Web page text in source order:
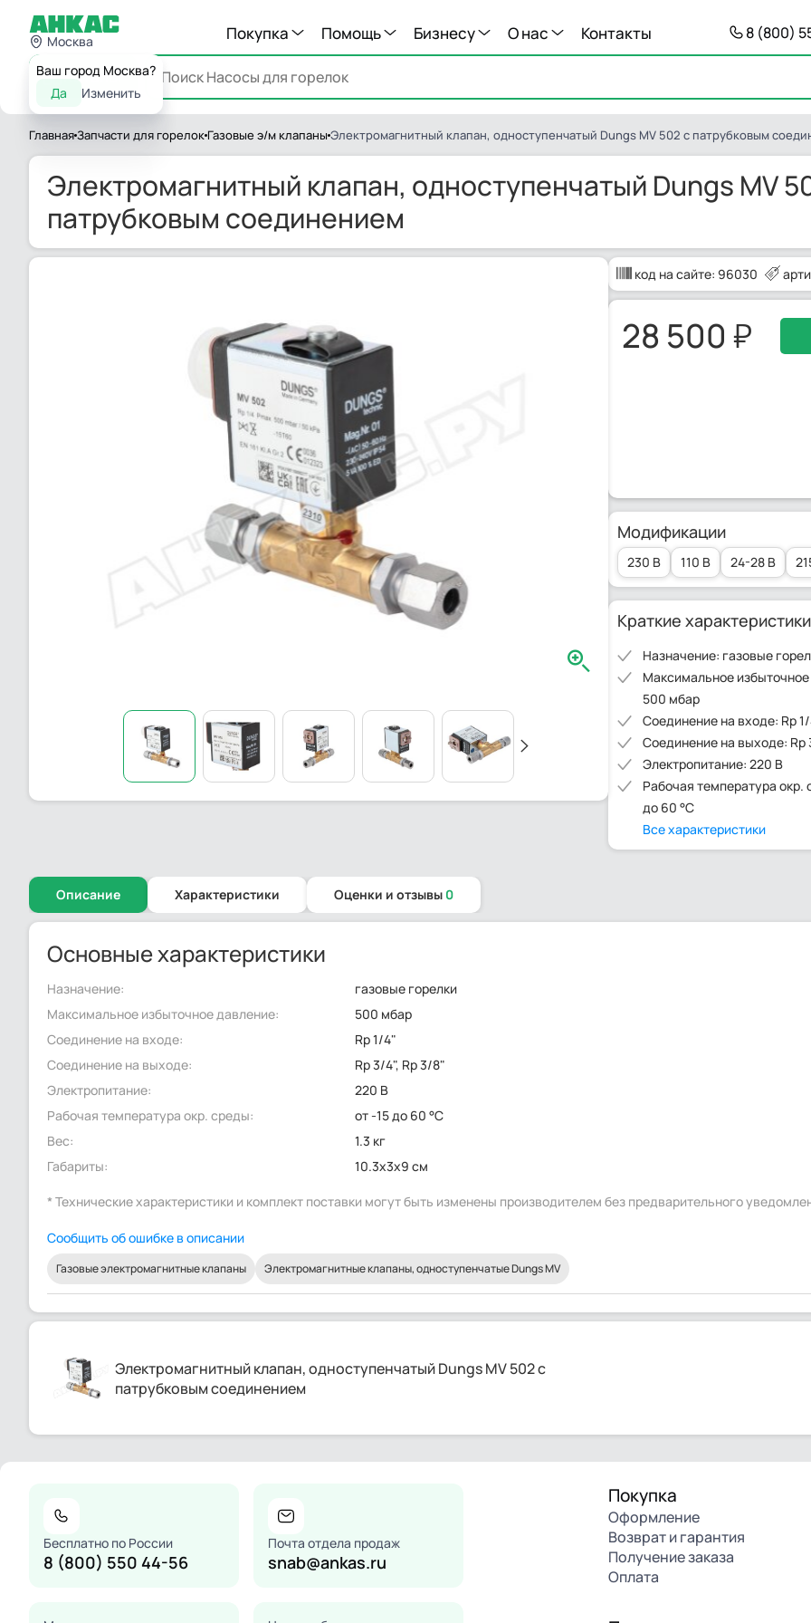
Москва
Ваш город Москва?
Да
Изменить
Покупка Помощь Бизнесу О нас Контакты 8 (800)
Каталог
ГлавнаяЗапчасти для горелок Газовые э/м клапаны Электромагнитный клапан, одноступенчатый Dungs MV 502 с патрубковым
Электромагнитный клапан, одноступенчатый Dungs MV
патрубковым соединением
код на сайте: 96030
28 500
Модификации
230 В 110 В 24-28 В
Краткие характеристики
Назначение: газовые
Максимальное
500 мбар
Соединение на входе: Rp
Соединение на выходе: Rp
Электропитание: 220 В
Рабочая температура окр.
до 60 °C
Все характеристики
Описание Характеристики Оценки и отзывы 0
Основные характеристики
Назначение:
газовые горелки
Максимальное избыточное давление:
500 мбар
Соединение на входе:
Rp 1/4"
Соединение на выходе:
Rp 3/4", Rp 3/8"
Электропитание:
220 В
Рабочая температура окр. среды:
от -15 до 60 °C
Вес:
1.3 кг
Габариты:
10.3x3x9 см
* Технические характеристики и комплект поставки могут быть изменены производителем без предварительного
Сообщить об ошибке в описании
Газовые электромагнитные клапаны Электромагнитные клапаны, одноступенчатые Dungs MV
Электромагнитный клапан, одноступенчатый Dungs MV 502 с
патрубковым соединением
Бесплатно по России
8 (800) 550 44-56
Почта отдела продаж
snab@ankas.ru
Покупка
Оформление
Возврат и гарантия
Получение заказа
Оплата